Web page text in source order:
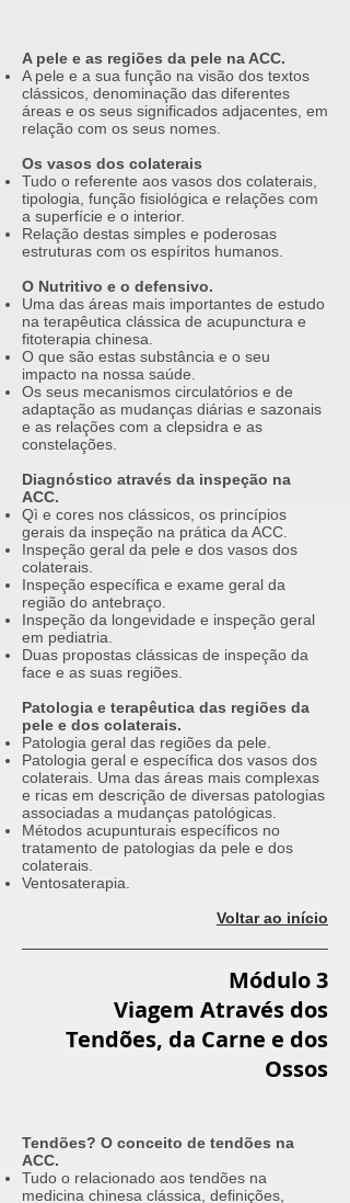
A pele e as regiões da pele na ACC.
A pele e a sua função na visão dos textos
clássicos, denominação das diferentes
áreas e os seus significados adjacentes, em
relação com os seus nomes.
Os vasos dos colaterais
Tudo o referente aos vasos dos colaterais,
tipologia, função fisiológica e relações com
a superfície e o interior.
Relação destas simples e poderosas
estruturas com os espíritos humanos.
O Nutritivo e o defensivo.
Uma das áreas mais importantes de estudo
na terapêutica clássica de acupunctura e
fitoterapia chinesa.
O que são estas substância e o seu
impacto na nossa saúde.
Os seus mecanismos circulatórios e de
adaptação as mudanças diárias e sazonais
e as relações com a clepsidra e as
constelações.
Diagnóstico através da inspeção na
ACC.
Qì e cores nos clássicos, os princípios
gerais da inspeção na prática da ACC.
Inspeção geral da pele e dos vasos dos
colaterais.
Inspeção específica e exame geral da
região do antebraço.
Inspeção da longevidade e inspeção geral
em pediatria.
Duas propostas clássicas de inspeção da
face e as suas regiões.
Patologia e terapêutica das regiões da
pele e dos colaterais.
Patologia geral das regiões da pele.
Patologia geral e específica dos vasos dos
colaterais. Uma das áreas mais complexas
e ricas em descrição de diversas patologias
associadas a mudanças patológicas.
Métodos acupunturais específicos no
tratamento de patologias da pele e dos
colaterais.
Ventosaterapia.
Voltar ao início
Módulo 3
Viagem Através dos
Tendões, da Carne e dos
Ossos
Tendões? O conceito de tendões na
ACC.
Tudo o relacionado aos tendões na
medicina chinesa clássica, definições,